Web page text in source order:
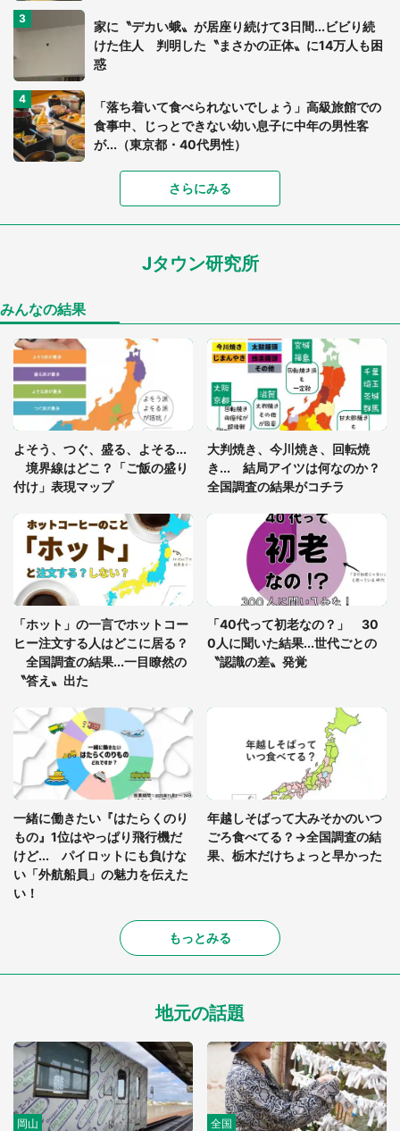
家に〝デカい蛾〟が居座り続けて3日間...ビビり続
けた住人 判明した〝まさかの正体〟に14万人も困
惑
「落ち着いて食べられないでしょう」高級旅館での
食事中、じっとできない幼い息子に中年の男性客
が...（東京都・40代男性）
「富豪すぎ」1歳息子の〝店頭駄々こね〟の内容に1.
7万人驚がく 「お菓子売り場ならまだしも...」「ハ
ードル高い」
あまりにも四角すぎる猫、激写される 「これもう
「閉所恐怖症の私は新幹線で大パニック。隣席の青
年に『手を繋いで』とお願いしたら...」 体験談に
8万人感動
グっちゃってた〝野生の野菜〟に6.5万人戦慄
「○○がない街に住んでいます」住人の呟きに30万
人驚がく 何が存在しないか、あなたはわかる？
「修学旅行に途中参加する娘を送って行ったら、真
っ暗な道で遭難状態。なんとか見つけた民家に助け
を求めると、住人の男性が...」
さらにみる
Jタウン研究所
みんなの結果
よそう、つぐ、盛る、よそる...
境界線はどこ？「ご飯の盛り
付け」表現マップ
大判焼き、今川焼き、回転焼
き... 結局アイツは何なのか？
全国調査の結果がコチラ
「ホット」の一言でホットコー
ヒー注文する人はどこに居る？
全国調査の結果...一目瞭然の
〝答え〟出た
「40代って初老なの？」 30
0人に聞いた結果...世代ごとの
〝認識の差〟発覚
一緒に働きたい『はたらくのり
もの』1位はやっぱり飛行機だ
けど... パイロットにも負けな
い「外航船員」の魅力を伝えた
い！
年越しそばって大みそかのいつ
ごろ食べてる？→全国調査の結
果、栃木だけちょっと早かった
もっとみる
地元の話題
岡山 全国